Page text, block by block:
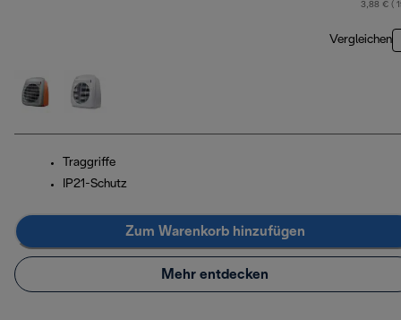
3,88 € (
Vergleichen
Traggriffe
IP21-Schutz
Zum Warenkorb hinzufügen
Mehr entdecken